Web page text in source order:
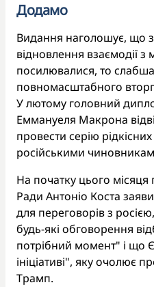
Додамо
Видання наголошує, що
відновлення взаємодії
посилювалися, то
повномасштабного
У лютому головний
Еммануеля Макрона
провести серію
російськими
На початку цього
Ради Антоніо Коста
для переговорів з
будь-які обговорення
потрібний момент" і що
ініціативі", яку очолює
Трамп.